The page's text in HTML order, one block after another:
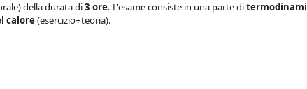
della durata di3 ore. L'esame consiste in una parte di
calore(esercizio+teoria).